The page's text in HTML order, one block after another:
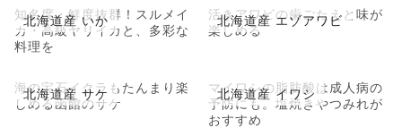
北海道産 いか
知名度・鮮度抜群！スルメイ
カ・高級ヤリイカと、多彩な
料理を
北海道産 エゾアワビ
活きアワビの歯ごたえと味が
楽しめる
北海道産 サケ
海の宝石イクラもたんまり楽
しめる函館のサケ
北海道産 イワシ
マイワシの脂肪酸は成人病の
予防にも。塩焼きやつみれが
おすすめ